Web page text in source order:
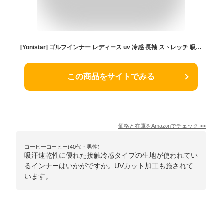
[Yonistar] ゴルフインナー レディース uv 冷感 長袖 ストレッチ 吸汗速乾 ハイネック スポーツ 日焼け止め アウトドア(M ブラック)
この商品をサイトでみる
価格と在庫をAmazonでチェック >>
コーヒーコーヒー(40代・男性)
吸汗速乾性に優れた接触冷感タイプの生地が使われてい
るインナーはいかがですか。UVカット加工も施されて
います。